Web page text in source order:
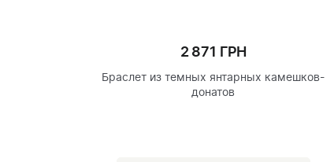
2 871 ГРН
Браслет из темных янтарных камешков-
донатов